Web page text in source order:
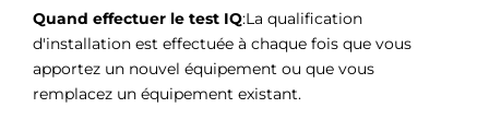
Quand effectuer le test IQ:La qualification
d'installation est effectuée à chaque fois que vous
apportez un nouvel équipement ou que vous
remplacez un équipement existant.